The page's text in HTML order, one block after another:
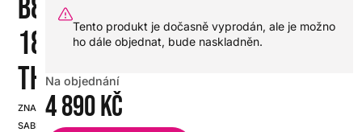
B8X
18CRASH
THIN
ZNAČKA:
SABIAN
SKU:
HX0000000073805
Tento produkt je dočasně vyprodán, ale je možno
ho dále objednat, bude naskladněn.
Na objednání
4 890 Kč